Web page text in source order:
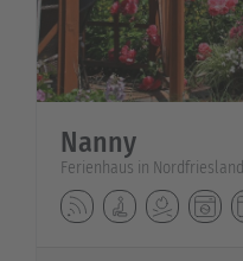
Nanny
Ferienhaus in Nordfriesland